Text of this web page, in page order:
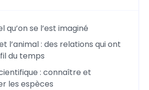
qu’on se l’est imaginé
l’animal : des relations qui ont
du temps
: connaître et
les espèces